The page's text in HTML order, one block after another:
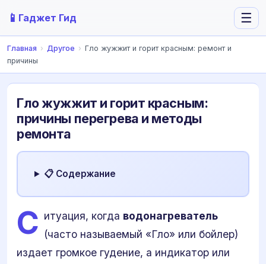
📱 Гаджет Гид ☰
Главная › Другое › Гло жужжит и горит красным: ремонт и
причины
Гло жужжит и горит красным:
причины перегрева и методы
ремонта
📋 Содержание
С итуация, когда водонагреватель
(часто называемый «Гло» или бойлер)
издает громкое гудение, а индикатор или